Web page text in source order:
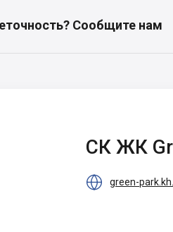
Сообщите нам
СК ЖК
 green-